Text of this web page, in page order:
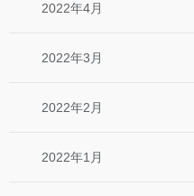
2022年4月
2022年3月
2022年2月
2022年1月